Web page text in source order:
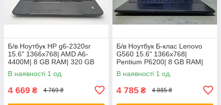
Б/в Ноутбук HP g6-2320sr
15.6" 1366x768| AMD A6-
4400M| 8 GB RAM| 320 GB
HDD| Radeon HD 7520G
В наявності 1 од.
4 669 ₴ 4 769 ₴
Б/в Ноутбук Б-клас Lenovo
G560 15.6" 1366x768|
Pentium P6200| 8 GB RAM|
120 GB SSD| HD
В наявності 1 од.
4 785 ₴ 4 885 ₴